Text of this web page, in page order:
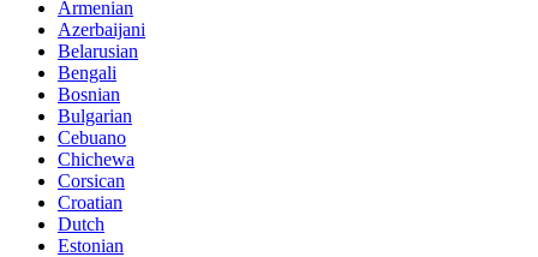
Armenian
Azerbaijani
Belarusian
Bengali
Bosnian
Bulgarian
Cebuano
Chichewa
Corsican
Croatian
Dutch
Estonian